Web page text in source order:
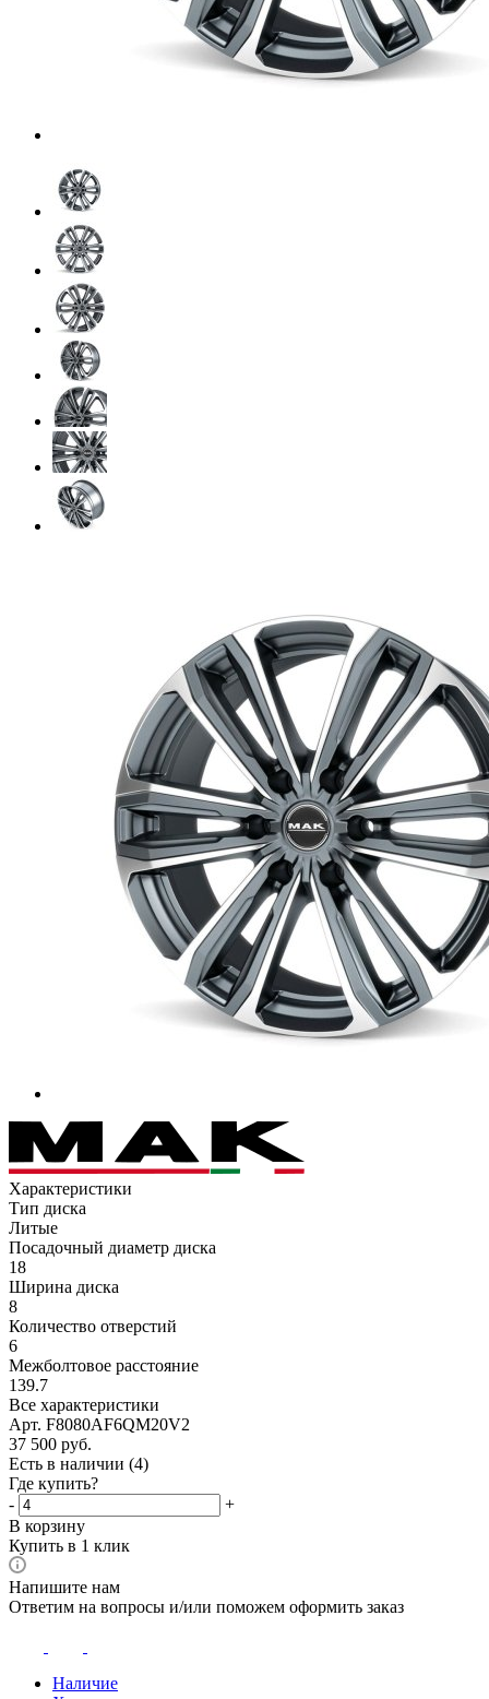
Характеристики
Тип диска
Литые
Посадочный диаметр диска
18
Ширина диска
8
Количество отверстий
6
Межболтовое расстояние
139.7
Все характеристики
Арт. F8080AF6QM20V2
37 500 руб.
Есть в наличии (4)
Где купить?
-
+
В корзину
Купить в 1 клик
Напишите нам
Ответим на вопросы и/или поможем оформить заказ
Наличие